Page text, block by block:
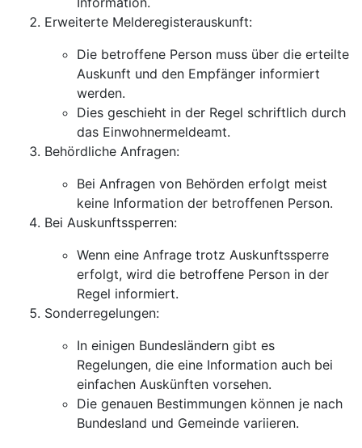
Erweiterte Melderegisterauskunft:
Die betroffene Person muss über die erteilte
Auskunft und den Empfänger informiert
werden.
Dies geschieht in der Regel schriftlich durch
das Einwohnermeldeamt.
Behördliche Anfragen:
Bei Anfragen von Behörden erfolgt meist
keine Information der betroffenen Person.
Bei Auskunftssperren:
Wenn eine Anfrage trotz Auskunftssperre
erfolgt, wird die betroffene Person in der
Regel informiert.
Sonderregelungen:
In einigen Bundesländern gibt es
Regelungen, die eine Information auch bei
einfachen Auskünften vorsehen.
Die genauen Bestimmungen können je nach
Bundesland und Gemeinde variieren.